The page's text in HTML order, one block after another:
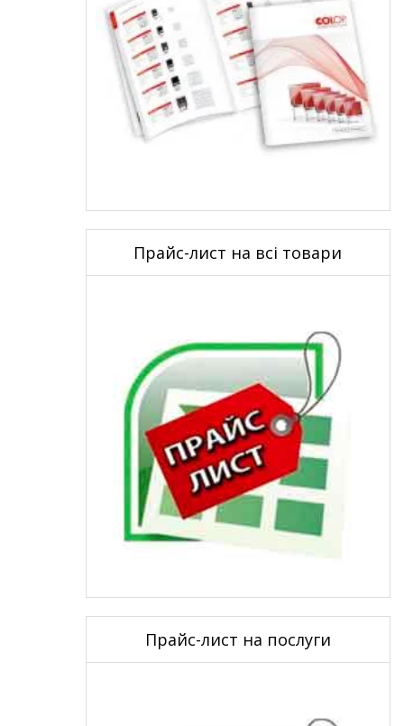
Прайс-лист на всі товари
Прайс-лист на послуги